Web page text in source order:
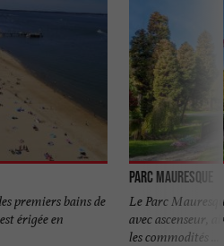
premiers bains de
érigée en
Parc Mauresque
Le Parc
avec ascenseur,
les commodités ...